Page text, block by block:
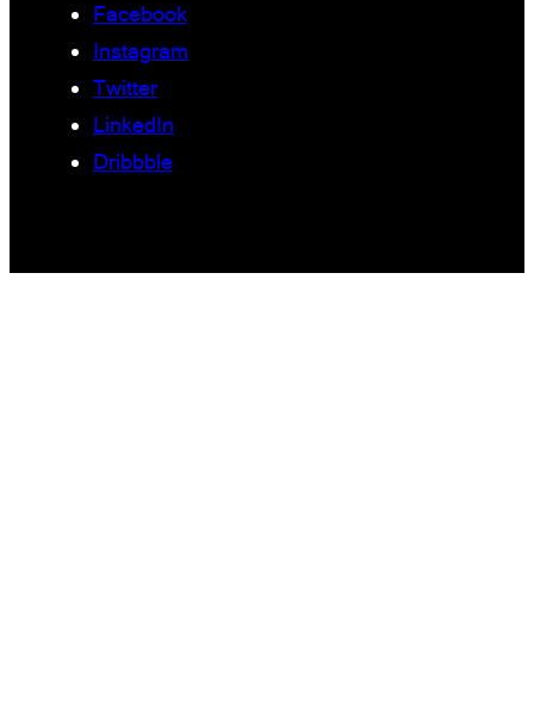
Facebook
Instagram
Twitter
LinkedIn
Dribbble